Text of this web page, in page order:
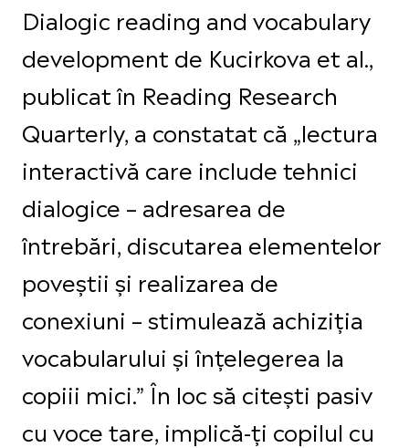
Dialogic reading and vocabulary
development de Kucirkova et al.,
publicat în Reading Research
Quarterly, a constatat că „lectura
interactivă care include tehnici
dialogice – adresarea de
întrebări, discutarea elementelor
poveștii și realizarea de
conexiuni – stimulează achiziția
vocabularului și înțelegerea la
copiii mici.” În loc să citești pasiv
cu voce tare, implică-ți copilul cu